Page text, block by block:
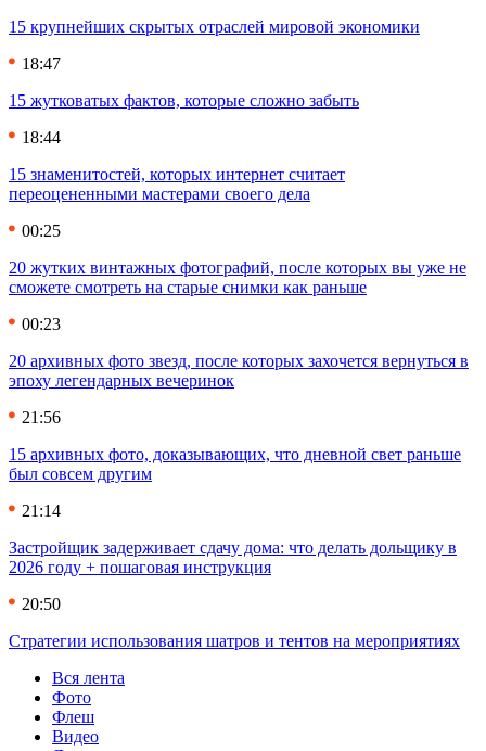
15 крупнейших скрытых отраслей мировой экономики
18:47
15 жутковатых фактов, которые сложно забыть
18:44
15 знаменитостей, которых интернет считает
переоцененными мастерами своего дела
00:25
20 жутких винтажных фотографий, после которых вы уже не
сможете смотреть на старые снимки как раньше
00:23
20 архивных фото звезд, после которых захочется вернуться в
эпоху легендарных вечеринок
21:56
15 архивных фото, доказывающих, что дневной свет раньше
был совсем другим
21:14
Застройщик задерживает сдачу дома: что делать дольщику в
2026 году + пошаговая инструкция
20:50
Стратегии использования шатров и тентов на мероприятиях
Вся лента
Фото
Флеш
Видео